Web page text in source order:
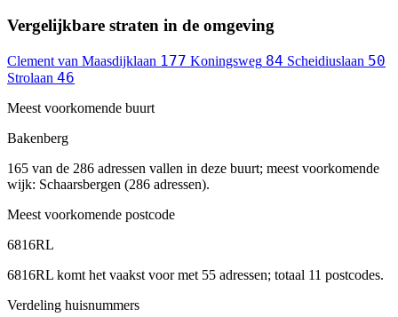
Vergelijkbare straten in de omgeving
Clement van Maasdijklaan 177 Koningsweg 84 Scheidiuslaan 50
Strolaan 46
Meest voorkomende buurt
Bakenberg
165 van de 286 adressen vallen in deze buurt; meest voorkomende
wijk: Schaarsbergen (286 adressen).
Meest voorkomende postcode
6816RL
6816RL komt het vaakst voor met 55 adressen; totaal 11 postcodes.
Verdeling huisnummers